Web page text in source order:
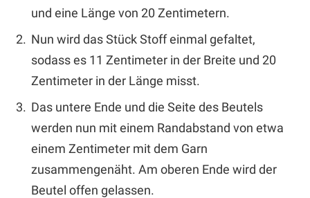
und eine Länge von 20 Zentimetern.
Nun wird das Stück Stoff einmal gefaltet,
sodass es 11 Zentimeter in der Breite und 20
Zentimeter in der Länge misst.
Das untere Ende und die Seite des Beutels
werden nun mit einem Randabstand von etwa
einem Zentimeter mit dem Garn
zusammengenäht. Am oberen Ende wird der
Beutel offen gelassen.